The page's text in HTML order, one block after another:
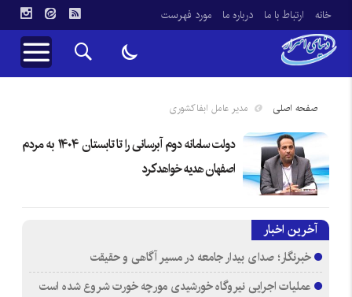
خانه ارتباط با ما درباره ما مورد فهرست
صفحه اصلی مدیر عامل ابفاکشوری
دولت سامانه دوم آبرسانی را تا تابستان ۱۴۰۴ به مردم
اصفهان هدیه خواهد کرد
آخرین اخبار
خبرنگار؛ صدای بیدار جامعه در مسیر آگاهی و حقیقت
عملیات اجرایی نیروگاه خورشیدی مورچه خورت شروع شده است